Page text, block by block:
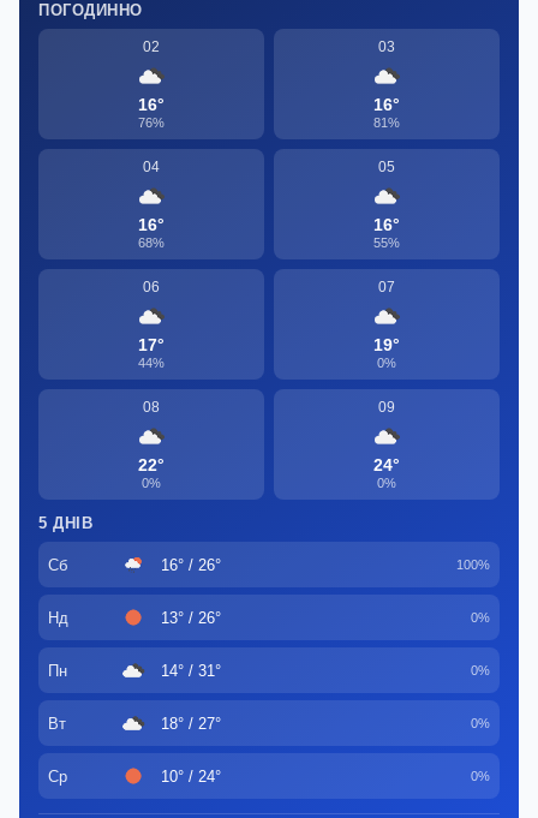
ПОГОДИННО
02
16°
76%
03
16°
81%
04
16°
68%
05
16°
55%
06
17°
44%
07
19°
0%
08
22°
0%
09
24°
0%
5 ДНІВ
Сб 16° / 26° 100%
Нд 13° / 26° 0%
Пн 14° / 31° 0%
Вт 18° / 27° 0%
Ср 10° / 24° 0%